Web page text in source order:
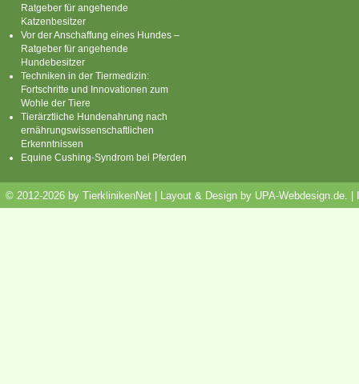
Ratgeber für angehende
Katzenbesitzer
Vor der Anschaffung eines Hundes –
Ratgeber für angehende
Hundebesitzer
Techniken in der Tiermedizin:
Fortschritte und Innovationen zum
Wohle der Tiere
Tierärztliche Hundenahrung nach
ernährungswissenschaftlichen
Erkenntnissen
Equine Cushing-Syndrom bei Pferden
© 2012-2026 by TierklinikenNet | Layout & Design by UPA-Webdesign.de. |